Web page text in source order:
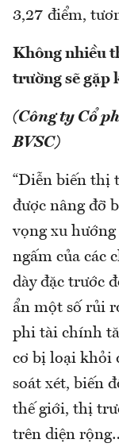
3,27 điểm,
Không nhiều
trường sẽ gặp
(Công ty Cổ
BVSC)
“Diễn biến thị
được nâng đỡ
vọng xu
ngấm của các
dày đặc trước
ẩn một số rủi
phi tài chính
cơ bị loại khỏi
soát xét, biến
thế giới, thị
trên diện